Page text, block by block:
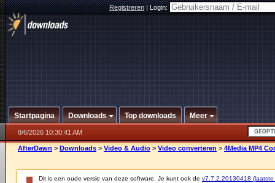
Registreren|Login:
Startpagina Downloads Top downloads Meer
8/6/2026 10:30:41 AM
AfterDawn > Downloads > Video & Audio > Video converteren > 4Media MP4
Dit is een oude versie van deze software. Je kunt ook de v7.7.2.20130418 (laatste